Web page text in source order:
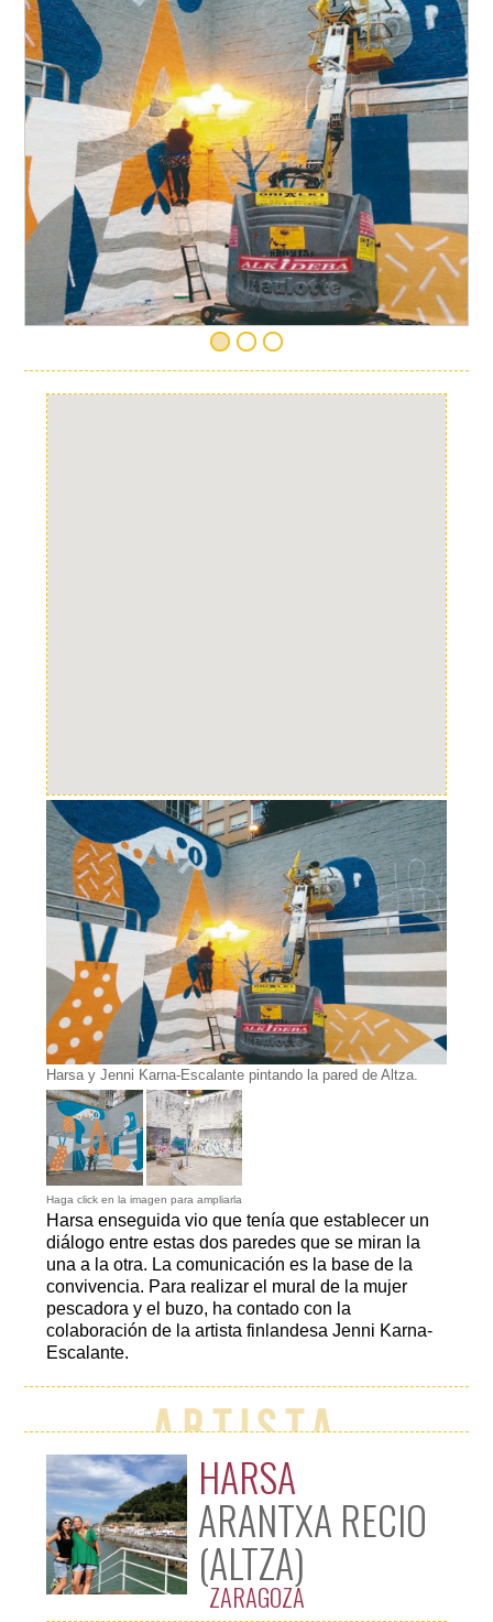
Harsa y Jenni Karna-Escalante pintando la pared de Altza.
Harsa y su
ayudante,
Jenni Karna-
Escalante,
frente a la
La pared de
Roman Irigoien
antes de ser
Haga click en la imagen para ampliarla
Harsa enseguida vio que tenía que establecer un
diálogo entre estas dos paredes que se miran la
una a la otra. La comunicación es la base de la
convivencia. Para realizar el mural de la mujer
pescadora y el buzo, ha contado con la
colaboración de la artista finlandesa Jenni Karna-
Escalante.
Artista
HARSA
ARANTXA RECIO
(ALTZA)
ZARAGOZA